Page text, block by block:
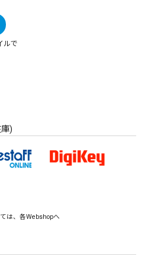
ルで
)
は、各Webshopへ